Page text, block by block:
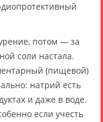
потом — за
соли настала.
(пищевой)
натрий есть
и даже в воде.
если учесть